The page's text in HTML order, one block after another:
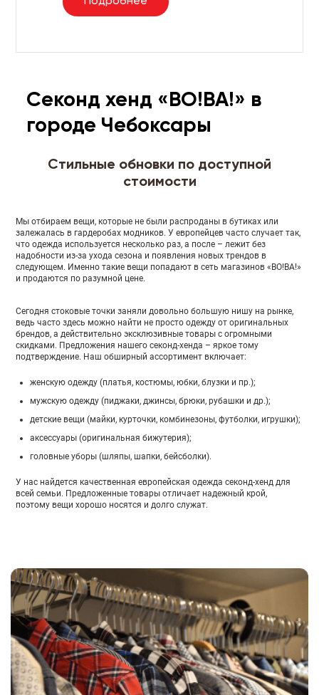
Секонд хенд «ВО!ВА!» в
городе Чебоксары
Стильные обновки по доступной
стоимости
Мы отбираем вещи, которые не были распроданы в бутиках или
залежалась в гардеробах модников. У европейцев часто случает так,
что одежда используется несколько раз, а после – лежит без
надобности из-за ухода сезона и появления новых трендов в
следующем. Именно такие вещи попадают в сеть магазинов «ВО!ВА!»
и продаются по разумной цене.
Сегодня стоковые точки заняли довольно большую нишу на рынке,
ведь часто здесь можно найти не просто одежду от оригинальных
брендов, а действительно эксклюзивные товары с огромными
скидками. Предложения нашего секонд-хенда – яркое тому
подтверждение. Наш обширный ассортимент включает:
женскую одежду (платья, костюмы, юбки, блузки и пр.);
мужскую одежду (пиджаки, джинсы, брюки, рубашки и др.);
детские вещи (майки, курточки, комбинезоны, футболки, игрушки);
аксессуары (оригинальная бижутерия);
головные уборы (шляпы, шапки, бейсболки).
У нас найдется качественная европейская одежда секонд-хенд для
всей семьи. Предложенные товары отличает надежный крой,
поэтому вещи хорошо носятся и долго служат.